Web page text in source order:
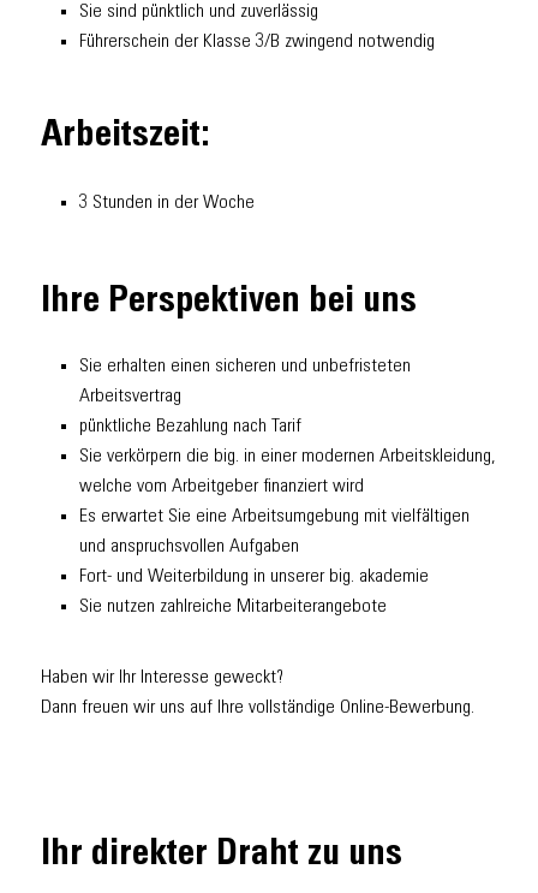
Sie sind pünktlich und zuverlässig
Führerschein der Klasse 3/B zwingend notwendig
Arbeitszeit:
3 Stunden in der Woche
Ihre Perspektiven bei uns
Sie erhalten einen sicheren und unbefristeten
Arbeitsvertrag
pünktliche Bezahlung nach Tarif
Sie verkörpern die big. in einer modernen Arbeitskleidung,
welche vom Arbeitgeber finanziert wird
Es erwartet Sie eine Arbeitsumgebung mit vielfältigen
und anspruchsvollen Aufgaben
Fort- und Weiterbildung in unserer big. akademie
Sie nutzen zahlreiche Mitarbeiterangebote
Haben wir Ihr Interesse geweckt?
Dann freuen wir uns auf Ihre vollständige Online-Bewerbung.
Ihr direkter Draht zu uns